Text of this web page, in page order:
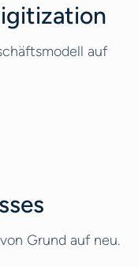
auf
Grund auf neu.